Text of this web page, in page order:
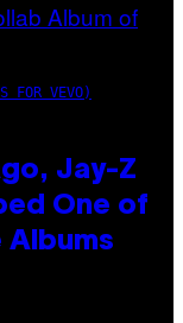
FOR VEVO)
Jay-Z
One of